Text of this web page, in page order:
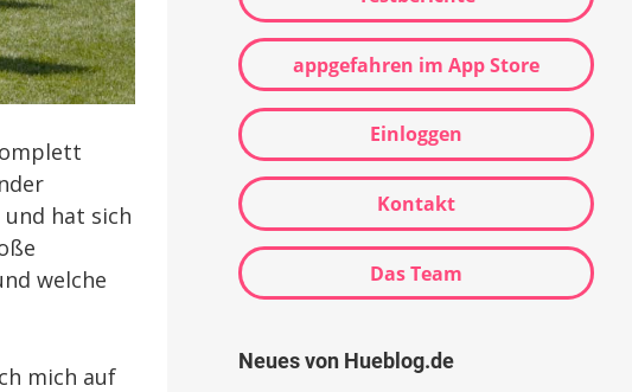
hat sich
welche
mich auf
appgefahren im App Store
Einloggen
Kontakt
Das Team
Neues von Hueblog.de